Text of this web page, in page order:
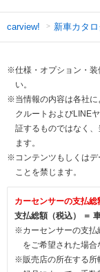
carview! 新車カタ
※仕様・オプション・装
い。
※当情報の内容は各社に
クルートおよびLINE
証するものではなく
ます。
※コンテンツもしくはデ
ことを禁じます。
カーセンサーの支払
支払総額（税込） ＝
※カーセンサーの支払
をご希望された場
※販売店の所在する所